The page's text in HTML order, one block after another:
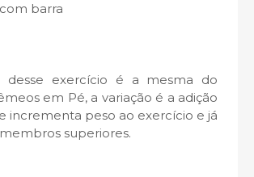
barra
desse exercício é a mesma do
em Pé, a variação é a adição
incrementa peso ao exercício e já
superiores.